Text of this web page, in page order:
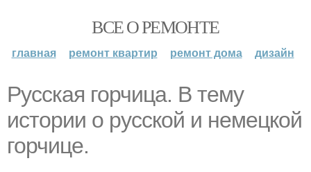
ВСЕ О РЕМОНТЕ
главная ремонт квартир ремонт дома дизайн
Русская горчица. В тему
истории о русской и немецкой
горчице.